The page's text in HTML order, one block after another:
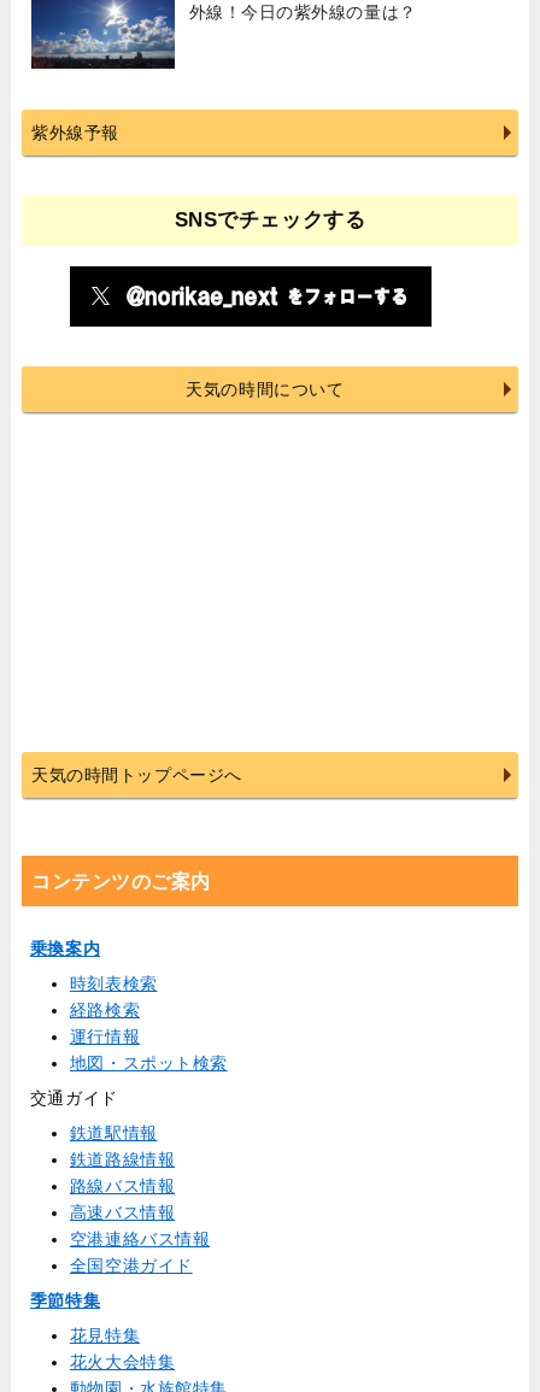
外線！今日の紫外線の量は？
紫外線予報
SNSでチェックする
天気の時間について
天気の時間トップページへ
コンテンツのご案内
乗換案内
時刻表検索
経路検索
運行情報
地図・スポット検索
交通ガイド
鉄道駅情報
鉄道路線情報
路線バス情報
高速バス情報
空港連絡バス情報
全国空港ガイド
季節特集
花見特集
花火大会特集